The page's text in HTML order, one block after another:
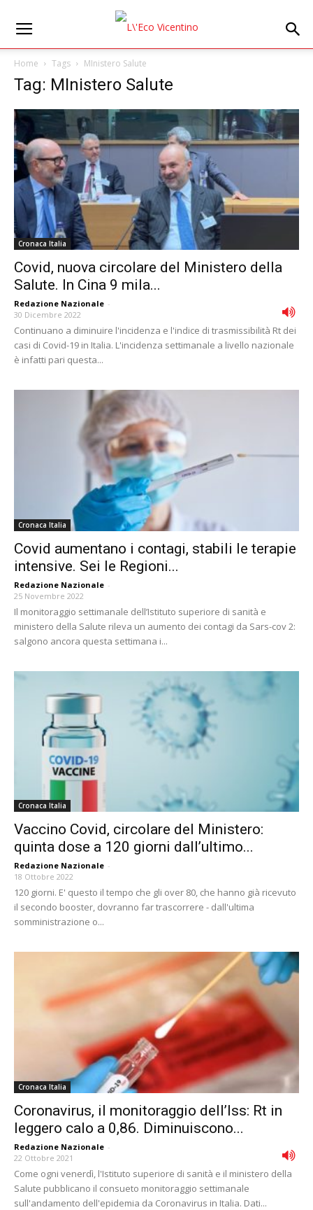
Home Tags MInistero Salute
Tag: MInistero Salute
Cronaca Italia
Covid, nuova circolare del Ministero della
Salute. In Cina 9 mila...
Redazione Nazionale -
30 Dicembre 2022
Continuano a diminuire l'incidenza e l'indice di trasmissibilità Rt dei
casi di Covid-19 in Italia. L'incidenza settimanale a livello nazionale
è infatti pari questa...
Cronaca Italia
Covid aumentano i contagi, stabili le terapie
intensive. Sei le Regioni...
Redazione Nazionale -
25 Novembre 2022
Il monitoraggio settimanale dell’Istituto superiore di sanità e
ministero della Salute rileva un aumento dei contagi da Sars-cov 2:
salgono ancora questa settimana i...
Cronaca Italia
Vaccino Covid, circolare del Ministero:
quinta dose a 120 giorni dall’ultimo...
Redazione Nazionale -
18 Ottobre 2022
120 giorni. E' questo il tempo che gli over 80, che hanno già ricevuto
il secondo booster, dovranno far trascorrere - dall'ultima
somministrazione o...
Cronaca Italia
Coronavirus, il monitoraggio dell’Iss: Rt in
leggero calo a 0,86. Diminuiscono...
Redazione Nazionale -
22 Ottobre 2021
Come ogni venerdì, l'Istituto superiore di sanità e il ministero della
Salute pubblicano il consueto monitoraggio settimanale
sull'andamento dell'epidemia da Coronavirus in Italia. Dati...